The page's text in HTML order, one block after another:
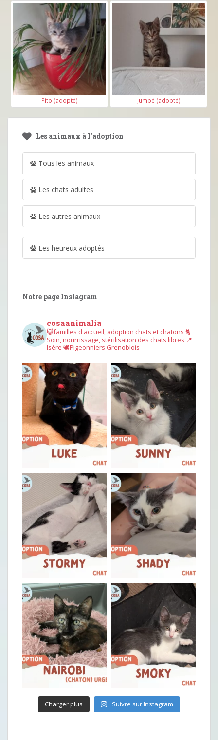
Pito (adopté) Jumbé (adopté)
Les animaux à l’adoption
Tous les animaux
Les chats adultes
Les autres animaux
Les heureux adoptés
Notre page Instagram
cosaanimalia
😺familles d'accueil, adoption chats et chatons 🐈
Soin, nourrissage, stérilisation des chats libres 📍
Isère 🕊︎Pigeonniers Grenoblois
Charger plus Suivre sur Instagram